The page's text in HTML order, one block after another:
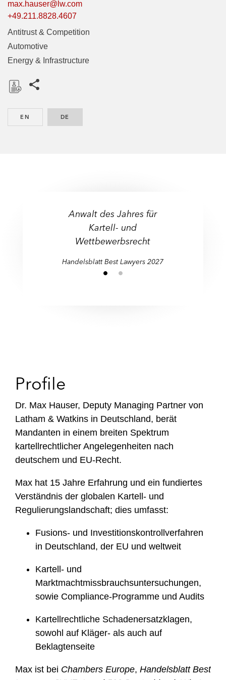
max.hauser@lw.com
+49.211.8828.4607
Antitrust & Competition
Automotive
Energy & Infrastructure
w
EN DE
Anwalt des Jahres für
Kartell- und
Wettbewerbsrecht
Handelsblatt Best Lawyers 2027
Profile
Dr. Max Hauser, Deputy Managing Partner von
Latham & Watkins in Deutschland, berät
Mandanten in einem breiten Spektrum
kartellrechtlicher Angelegenheiten nach
deutschem und EU-Recht.
Max hat 15 Jahre Erfahrung und ein fundiertes
Verständnis der globalen Kartell- und
Regulierungslandschaft; dies umfasst:
Fusions- und Investitionskontrollverfahren
in Deutschland, der EU und weltweit
Kartell- und
Marktmachtmissbrauchsuntersuchungen,
sowie Compliance-Programme und Audits
Kartellrechtliche Schadenersatzklagen,
sowohl auf Kläger- als auch auf
Beklagtenseite
Max ist bei Chambers Europe, Handelsblatt Best